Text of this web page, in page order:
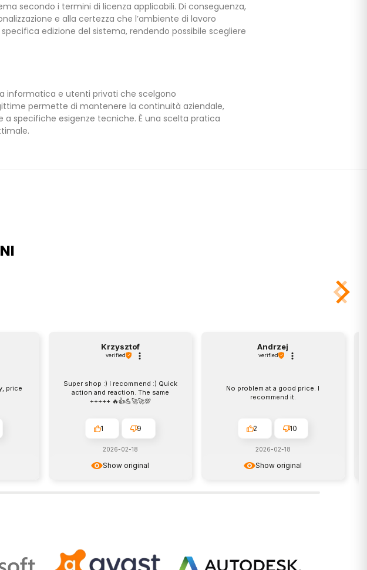
secondo i termini di licenza applicabili. Di conseguenza,
e alla certezza che l’ambiente di lavoro
edizione del sistema, rendendo possibile scegliere
informatica e utenti privati che scelgono
permette di mantenere la continuità aziendale,
specifiche esigenze tecniche. È una scelta pratica
price
Show original
Krzysztof
verified
Super shop :) I recommend :) Quick
action and reaction. The same
+++++ 🔥👍️💪🚀🚀💯
1 9
2026-02-18
Show original
Andrzej
verified
No problem at a good price. I
recommend it.
2 10
2026-02-18